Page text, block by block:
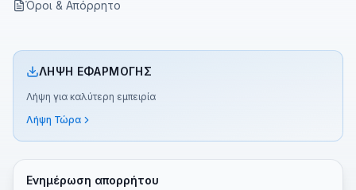
Ενημέρωση απορρήτου
Όροι & Απόρρητο
ΛΉΨΗ ΕΦΑΡΜΟΓΉΣ
Λήψη για καλύτερη εμπειρία
Λήψη Τώρα